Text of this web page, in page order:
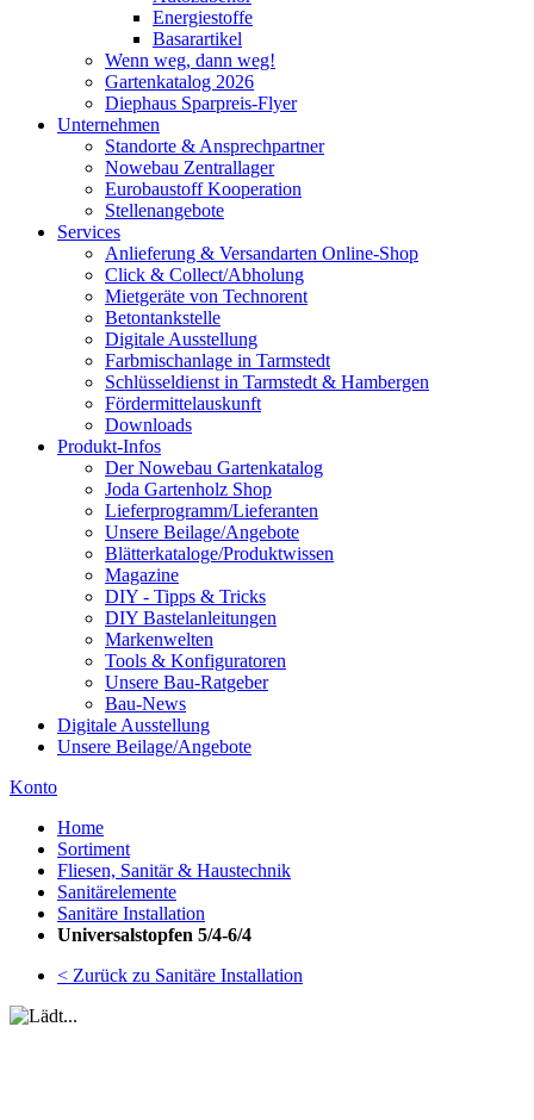
Energiestoffe
Basarartikel
Wenn weg, dann weg!
Gartenkatalog 2026
Diephaus Sparpreis-Flyer
Unternehmen
Standorte & Ansprechpartner
Nowebau Zentrallager
Eurobaustoff Kooperation
Stellenangebote
Services
Anlieferung & Versandarten Online-Shop
Click & Collect/Abholung
Mietgeräte von Technorent
Betontankstelle
Digitale Ausstellung
Farbmischanlage in Tarmstedt
Schlüsseldienst in Tarmstedt & Hambergen
Fördermittelauskunft
Downloads
Produkt-Infos
Der Nowebau Gartenkatalog
Joda Gartenholz Shop
Lieferprogramm/Lieferanten
Unsere Beilage/Angebote
Blätterkataloge/Produktwissen
Magazine
DIY - Tipps & Tricks
DIY Bastelanleitungen
Markenwelten
Tools & Konfiguratoren
Unsere Bau-Ratgeber
Bau-News
Digitale Ausstellung
Unsere Beilage/Angebote
Konto
Home
Sortiment
Fliesen, Sanitär & Haustechnik
Sanitärelemente
Sanitäre Installation
Universalstopfen 5/4-6/4
< Zurück zu Sanitäre Installation